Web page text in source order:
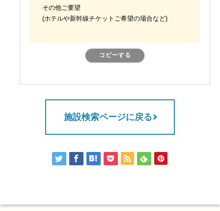
その他ご要望
(ホテルや新幹線チケットご希望の場合など)
コピーする
施設検索ページに戻る